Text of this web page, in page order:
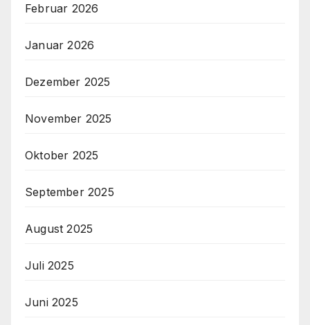
Februar 2026
Januar 2026
Dezember 2025
November 2025
Oktober 2025
September 2025
August 2025
Juli 2025
Juni 2025